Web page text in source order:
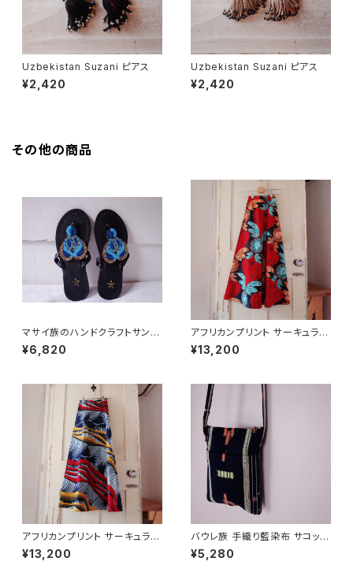
Uzbekistan Suzani ピアス
¥2,420
Uzbekistan Suzani ピアス
¥2,420
その他の商品
マサイ族のハンドクラフトサンダ
ル(本革) EU38/24cm
¥6,820
アフリカンプリント サーキュラー
ラップスカート red botanical
¥13,200
アフリカンプリント サーキュラー
ラップスカート
¥13,200
バウレ族 手織り藍染布 サコッシ
ュ/ショルダーバッグ
¥5,280